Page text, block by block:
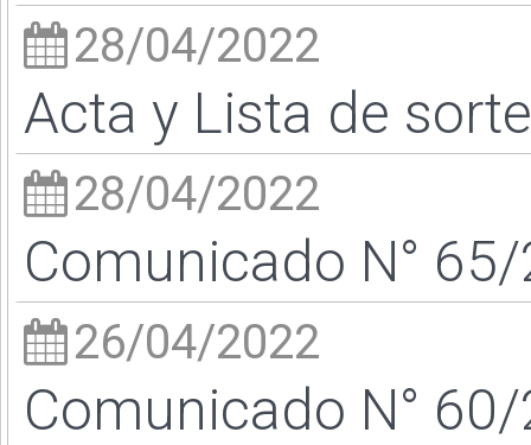
28/04/2022
Acta y Lista de
28/04/2022
Comunicado N°
26/04/2022
Comunicado N°